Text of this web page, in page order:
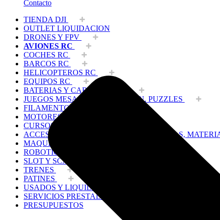
Contacto
TIENDA DJI
OUTLET LIQUIDACION
DRONES Y FPV
AVIONES RC
COCHES RC
BARCOS RC
HELICOPTEROS RC
EQUIPOS RC
BATERIAS Y CARGADORES
JUEGOS MESA, CONSTRUCCION, PUZZLES
FILAMENTO IMPRESORA 3D
MOTORES Y ACCESORIOS
CURSOS Y TALLERES
ACCESORIOS, HERRAMIENTAS, PINTURAS,
MAQUETAS ESTÁTICAS Y COLECCIÓN
ROBOTICA Y GADGETS ELECTRÓNICOS
SLOT Y SCALEXTRIC
TRENES
PATINES
USADOS Y LIQUIDACION
SERVICIOS PRESTADOS
PRESUPUESTOS